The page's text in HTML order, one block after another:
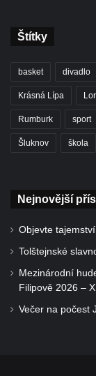
Štítky
basket divadlo
Krásná Lípa
Rumburk sport
Šluknov škola
Nejnovější
Objevte
Tolštejnské
Mezinárodní
Filipově 2026 –
Večer na počest